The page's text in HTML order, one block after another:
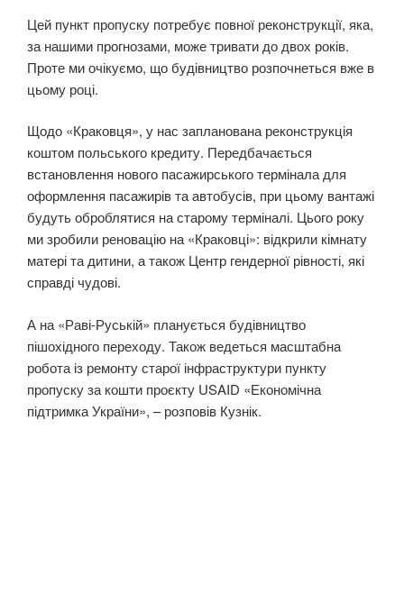
Цей пункт пропуску потребує повної реконструкції, яка,
за нашими прогнозами, може тривати до двох років.
Проте ми очікуємо, що будівництво розпочнеться вже в
цьому році.
Щодо «Краковця», у нас запланована реконструкція
коштом польського кредиту. Передбачається
встановлення нового пасажирського термінала для
оформлення пасажирів та автобусів, при цьому вантажі
будуть оброблятися на старому терміналі. Цього року
ми зробили реновацію на «Краковці»: відкрили кімнату
матері та дитини, а також Центр гендерної рівності, які
справді чудові.
А на «Раві-Руській» планується будівництво
пішохідного переходу. Також ведеться масштабна
робота із ремонту старої інфраструктури пункту
пропуску за кошти проєкту USAID «Економічна
підтримка України», – розповів Кузнік.